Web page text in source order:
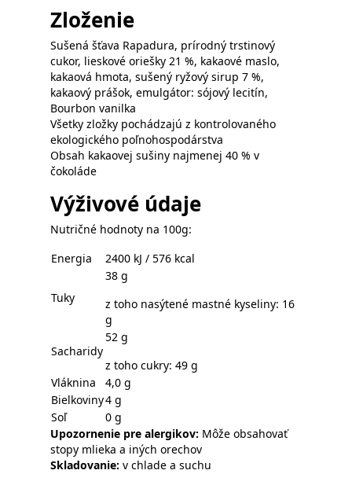
Zloženie
Sušená šťava Rapadura, prírodný trstinový
cukor, lieskové oriešky 21 %, kakaové maslo,
kakaová hmota, sušený ryžový sirup 7 %,
kakaový prášok, emulgátor: sójový lecitín,
Bourbon vanilka
Všetky zložky pochádzajú z kontrolovaného
ekologického poľnohospodárstva
Obsah kakaovej sušiny najmenej 40 % v
čokoláde
Výživové údaje
Nutričné hodnoty na 100g:
Energia
2400 kJ / 576 kcal
Tuky
38 g
z toho nasýtené mastné kyseliny: 16
g
Sacharidy
52 g
z toho cukry: 49 g
Vláknina
4,0 g
Bielkoviny4 g
Soľ
0 g
Upozornenie pre alergikov: Môže obsahovať
stopy mlieka a iných orechov
Skladovanie: v chlade a suchu